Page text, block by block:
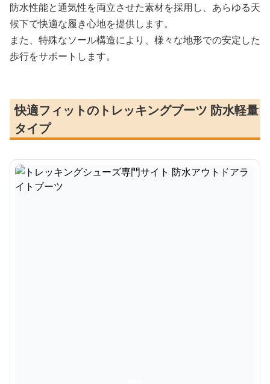
防水性能と通気性を両立させた素材を採用し、あらゆる天
候下で快適な履き心地を提供します。
また、特殊なソール構造により、様々な地形での安定した
歩行をサポートします。
快適フィットのトレッキングブーツ 防水軽量
タイプ